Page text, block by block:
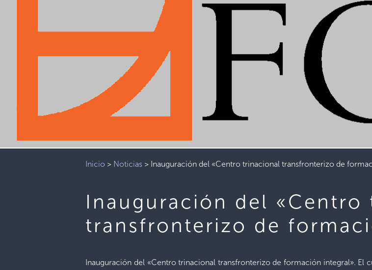
Inicio > Noticias > Inauguración del «Centro trinacional transfronterizo de
Inauguración del «Centro
transfronterizo de
Inauguración del «Centro trinacional transfronterizo de formación integral». El